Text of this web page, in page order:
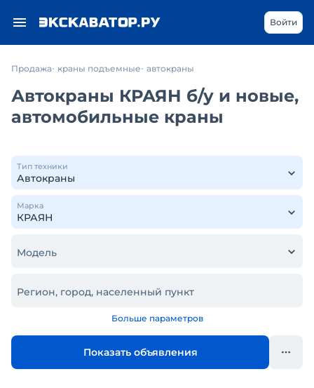
Войти
Продажа краны подъемные автокраны
Автокраны КРАЯН б/у и новые,
автомобильные краны
Тип техники
Марка
Модель
Регион, город, населенный пункт
Больше параметров
Показать объявления